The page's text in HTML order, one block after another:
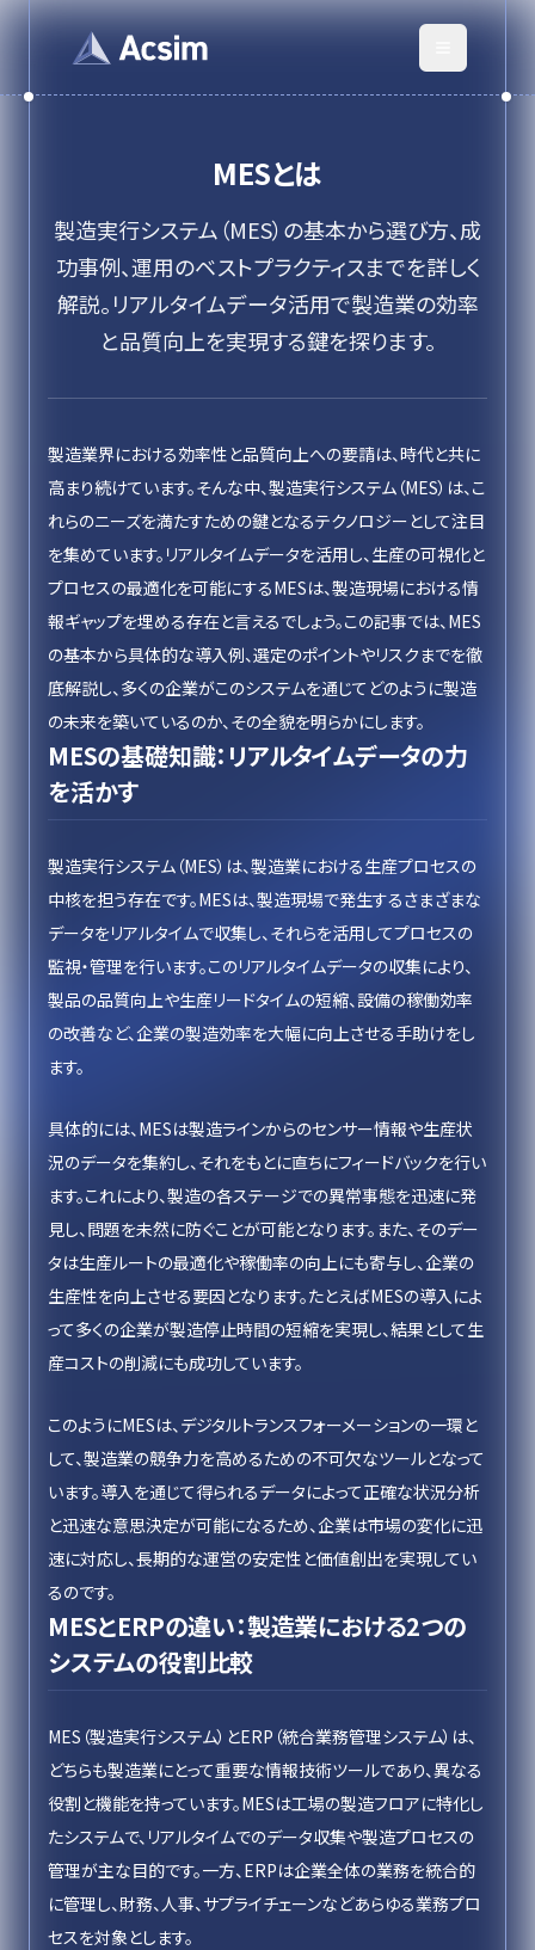
MESとは
製造実行システム（MES）の基本から選び方、成
功事例、運用のベストプラクティスまでを詳しく
解説。リアルタイムデータ活用で製造業の効率
と品質向上を実現する鍵を探ります。
製造業界における効率性と品質向上への要請は、時代と共に
高まり続けています。そんな中、製造実行システム（MES）は、こ
れらのニーズを満たすための鍵となるテクノロジーとして注目
を集めています。リアルタイムデータを活用し、生産の可視化と
プロセスの最適化を可能にするMESは、製造現場における情
報ギャップを埋める存在と言えるでしょう。この記事では、MES
の基本から具体的な導入例、選定のポイントやリスクまでを徹
底解説し、多くの企業がこのシステムを通じてどのように製造
の未来を築いているのか、その全貌を明らかにします。
MESの基礎知識：リアルタイムデータの力
を活かす
製造実行システム（MES）は、製造業における生産プロセスの
中核を担う存在です。MESは、製造現場で発生するさまざまな
データをリアルタイムで収集し、それらを活用してプロセスの
監視・管理を行います。このリアルタイムデータの収集により、
製品の品質向上や生産リードタイムの短縮、設備の稼働効率
の改善など、企業の製造効率を大幅に向上させる手助けをし
ます。
具体的には、MESは製造ラインからのセンサー情報や生産状
況のデータを集約し、それをもとに直ちにフィードバックを行い
ます。これにより、製造の各ステージでの異常事態を迅速に発
見し、問題を未然に防ぐことが可能となります。また、そのデー
タは生産ルートの最適化や稼働率の向上にも寄与し、企業の
生産性を向上させる要因となります。たとえばMESの導入によ
って多くの企業が製造停止時間の短縮を実現し、結果として生
産コストの削減にも成功しています。
このようにMESは、デジタルトランスフォーメーションの一環と
して、製造業の競争力を高めるための不可欠なツールとなって
います。導入を通じて得られるデータによって正確な状況分析
と迅速な意思決定が可能になるため、企業は市場の変化に迅
速に対応し、長期的な運営の安定性と価値創出を実現してい
るのです。
MESとERPの違い：製造業における2つの
システムの役割比較
MES（製造実行システム）とERP（統合業務管理システム）は、
どちらも製造業にとって重要な情報技術ツールであり、異なる
役割と機能を持っています。MESは工場の製造フロアに特化し
たシステムで、リアルタイムでのデータ収集や製造プロセスの
管理が主な目的です。一方、ERPは企業全体の業務を統合的
に管理し、財務、人事、サプライチェーンなどあらゆる業務プロ
セスを対象とします。